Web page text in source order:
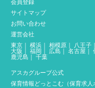
会員登録
サイトマップ
お問い合わせ
運営会社
東京 ｜横浜 ｜相模原 八王子
大阪
｜福岡 広島 ｜名古屋 ｜
鹿児島
｜千葉
アスカグループ公式
保育情報どっとこむ（保育求人